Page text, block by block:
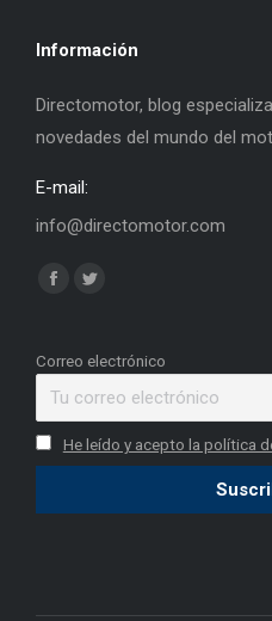
Información
Directomotor, blog
novedades del mundo del
E-mail:
info@directomotor.com
Find us on:
Facebook
opens
window
Twitter
opens
window
Correo electrónico
He leído y acepto la política